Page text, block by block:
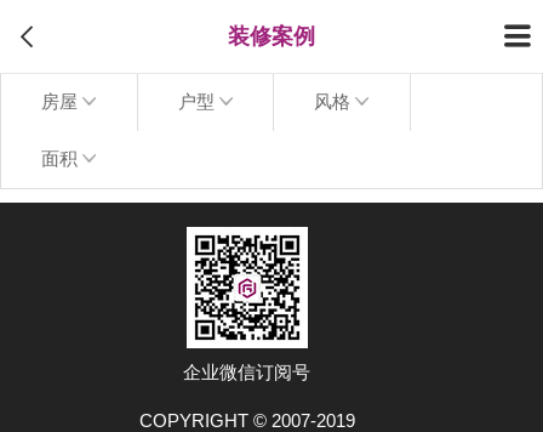
装修案例
房屋 户型 风格
面积
企业微信订阅号
COPYRIGHT © 2007-2019